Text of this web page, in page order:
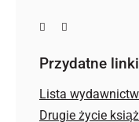
Przydatne linki
Lista wydawnictw
Regulamin sklepu